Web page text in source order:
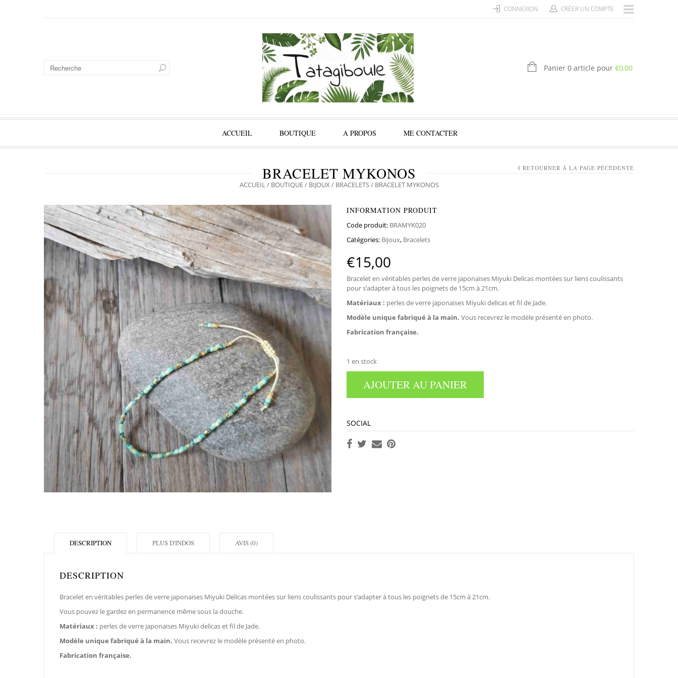
CONNEXION CRÉER UN COMPTE
Panier 0 article pour €0,00
ACCUEIL BOUTIQUE A PROPOS ME CONTACTER
BRACELET MYKONOS
ACCUEIL/ BOUTIQUE/ BIJOUX / BRACELETS/ BRACELET MYKONOS
RETOURNER À LA PAGE PÉCÉDENTE
INFORMATION PRODUIT
Code produit: BRAMYK020
Catégories: Bijoux, Bracelets
€15,00
Bracelet en véritables perles de verre japonaises Miyuki Delicas montées sur liens coulissants
pour s’adapter à tous les poignets de 15cm à 21cm.
Matériaux : perles de verre japonaises Miyuki delicas et fil de Jade.
Modèle unique fabriqué à la main. Vous recevrez le modèle présenté en photo.
Fabrication française.
1 en stock
AJOUTER AU PANIER
SOCIAL
DESCRIPTION
DESCRIPTION
Bracelet en véritables perles de verre japonaises Miyuki Delicas montées sur liens coulissants pour s’adapter à tous les poignets de 15cm à 21cm.
Vous pouvez le gardez en permanence même sous la douche.
Matériaux : perles de verre japonaises Miyuki delicas et fil de Jade.
Modèle unique fabriqué à la main. Vous recevrez le modèle présenté en photo.
Fabrication française.
PLUS D'INDOS AVIS (0)